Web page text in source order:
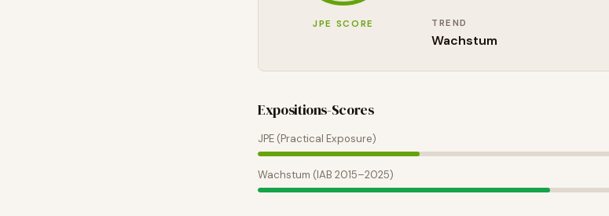
JPE SCORE TREND
Wachstum
Expositions-Scores
JPE (Practical Exposure)
Wachstum (IAB 2015–2025)